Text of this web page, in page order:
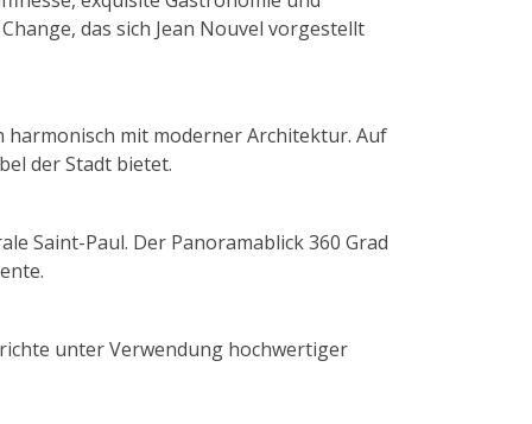
das sich Jean Nouvel vorgestellt
harmonisch mit moderner Architektur. Auf
der Stadt bietet.
Saint-Paul. Der Panoramablick 360 Grad
unter Verwendung hochwertiger